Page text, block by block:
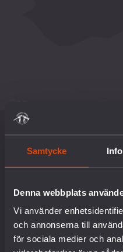
Samtycke
Denna webbplats
Vi använder
och annonserna till
för sociala medier och
Vapenkartan är
kan se ett urval
krigsmateriel